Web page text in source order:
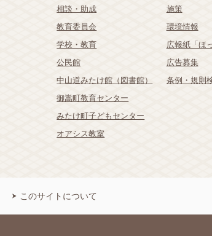
相談・助成
教育委員会
学校・教育
公民館
中山道みたけ館（図書館）
御嵩町教育センター
みたけ町子どもセンター
オアシス教室
施策
環境情報
広報紙「ほ
広告募集
条例・規則
このサイトについて